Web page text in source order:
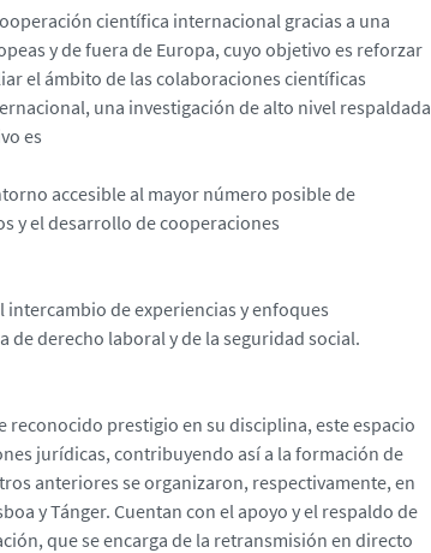
científica internacional gracias a una
y de fuera de Europa, cuyo objetivo es reforzar
el ámbito de las colaboraciones científicas
una investigación de alto nivel respaldada
es
accesible al mayor número posible de
y el desarrollo de cooperaciones
de experiencias y enfoques
derecho laboral y de la seguridad social.
prestigio en su disciplina, este espacio
jurídicas, contribuyendo así a la formación de
anteriores se organizaron, respectivamente, en
y Tánger. Cuentan con el apoyo y el respaldo de
que se encarga de la retransmisión en directo